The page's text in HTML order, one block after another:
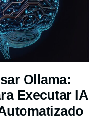
Ollama:
Executar IA